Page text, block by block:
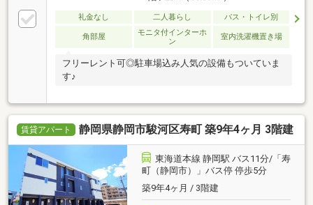
礼金なし 二人暮らし バス・トイレ別
角部屋
モニタ付インターホ
ン
室内洗濯機置き場
フリーレント可◎駐車場込み人気の設備もついていま
す♪
賃貸アパート 静岡県静岡市駿河区寿町 築9年4ヶ月 3階建
東海道本線 静岡駅 バス11分/「寿
町（静岡市）」バス停 停歩5分
築9年4ヶ月 / 3階建